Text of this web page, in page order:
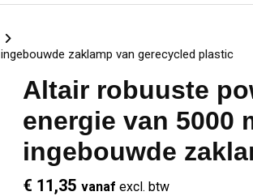
zaklamp van gerecycled plastic
Altair robuuste
energie van 5000
ingebouwde
€ 11,35 vanaf excl. btw